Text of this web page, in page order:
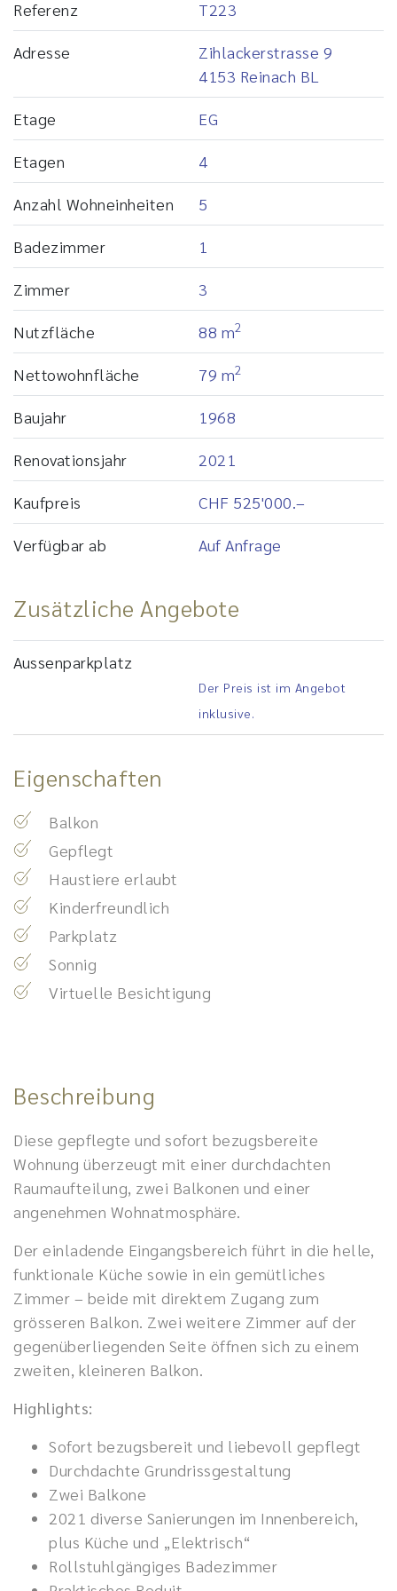
Referenz T223
Adresse
Zihlackerstrasse 9
4153 Reinach BL
Etage EG
Etagen 4
Anzahl Wohneinheiten 5
Badezimmer 1
Zimmer 3
Nutzfläche 88 m2
Nettowohnfläche 79 m2
Baujahr 1968
Renovationsjahr 2021
Kaufpreis CHF 525'000.–
Verfügbar ab Auf Anfrage
Zusätzliche Angebote
Aussenparkplatz
Der Preis ist im Angebot
inklusive.
Eigenschaften
Balkon
Gepflegt
Haustiere erlaubt
Kinderfreundlich
Parkplatz
Sonnig
Virtuelle Besichtigung
Beschreibung
Diese gepflegte und sofort bezugsbereite
Wohnung überzeugt mit einer durchdachten
Raumaufteilung, zwei Balkonen und einer
angenehmen Wohnatmosphäre.
Der einladende Eingangsbereich führt in die helle,
funktionale Küche sowie in ein gemütliches
Zimmer – beide mit direktem Zugang zum
grösseren Balkon. Zwei weitere Zimmer auf der
gegenüberliegenden Seite öffnen sich zu einem
zweiten, kleineren Balkon.
Highlights:
Sofort bezugsbereit und liebevoll gepflegt
Durchdachte Grundrissgestaltung
Zwei Balkone
2021 diverse Sanierungen im Innenbereich,
plus Küche und „Elektrisch“
Rollstuhlgängiges Badezimmer